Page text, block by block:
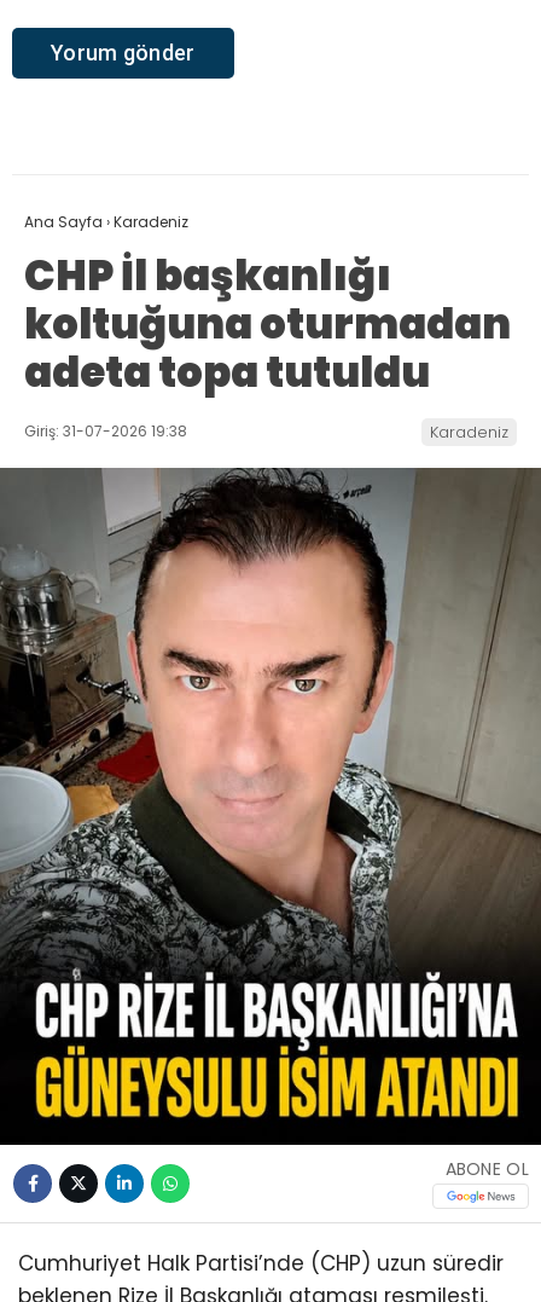
Ana Sayfa ›Karadeniz
CHP İl başkanlığı
koltuğuna oturmadan
adeta topa tutuldu
Giriş: 31-07-2026 19:38 Karadeniz
ABONE OL
Cumhuriyet Halk Partisi’nde (CHP) uzun süredir
beklenen Rize İl Başkanlığı ataması resmileşti.